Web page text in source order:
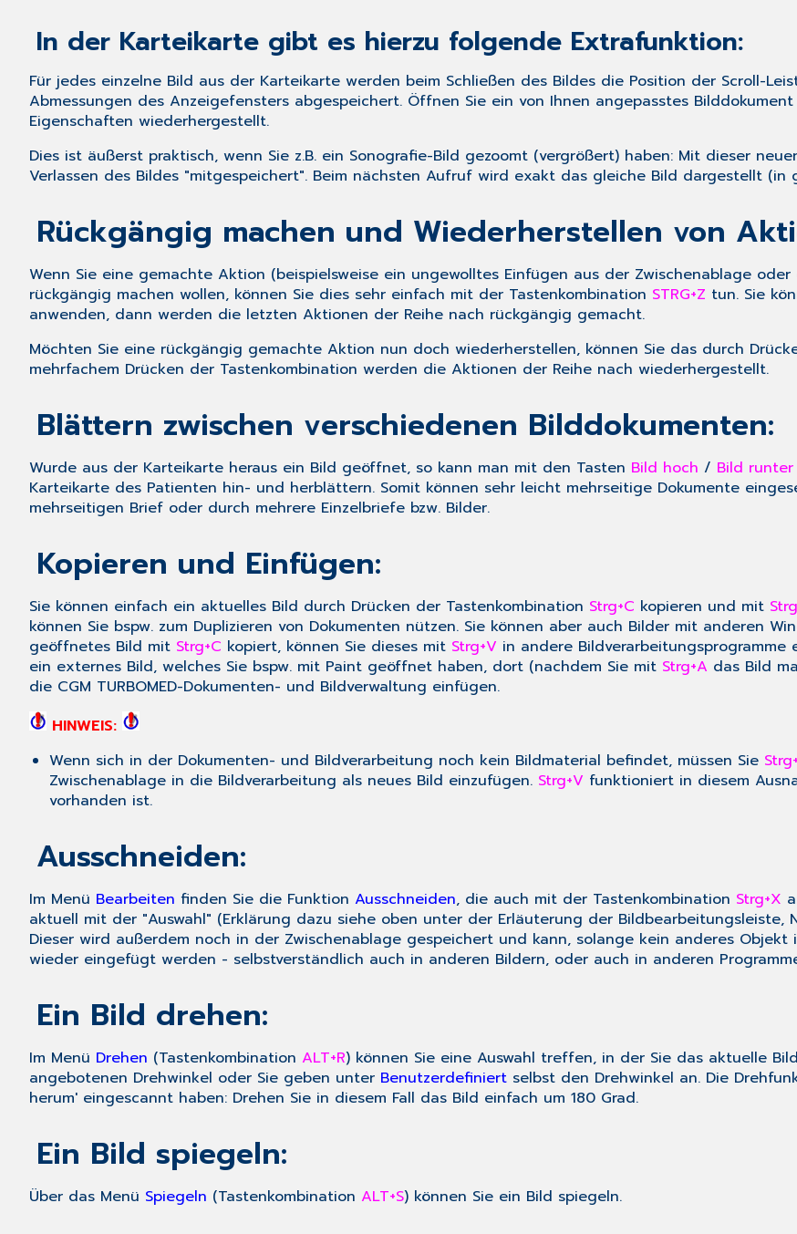
In der Karteikarte gibt es hierzu folgende Extrafunktion:
Für jedes einzelne Bild aus der Karteikarte werden beim Schließen des Bildes die Position der Scroll-
Abmessungen des Anzeigefensters abgespeichert. Öffnen Sie ein von Ihnen angepasstes
Eigenschaften wiederhergestellt.
Dies ist äußerst praktisch, wenn Sie z.B. ein Sonografie-Bild gezoomt (vergrößert) haben: Mit dieser
Verlassen des Bildes "mitgespeichert". Beim nächsten Aufruf wird exakt das gleiche Bild dargestellt
Rückgängig machen und Wiederherstellen von
Wenn Sie eine gemachte Aktion (beispielsweise ein ungewolltes Einfügen aus der Zwischenablage
rückgängig machen wollen, können Sie dies sehr einfach mit der Tastenkombination STRG+Z tun. Sie
anwenden, dann werden die letzten Aktionen der Reihe nach rückgängig gemacht.
Möchten Sie eine rückgängig gemachte Aktion nun doch wiederherstellen, können Sie das durch
mehrfachem Drücken der Tastenkombination werden die Aktionen der Reihe nach wiederhergestellt.
Blättern zwischen verschiedenen Bilddokumenten:
Wurde aus der Karteikarte heraus ein Bild geöffnet, so kann man mit den Tasten Bild hoch / Bild runter
Karteikarte des Patienten hin- und herblättern. Somit können sehr leicht mehrseitige Dokumente
mehrseitigen Brief oder durch mehrere Einzelbriefe bzw. Bilder.
Kopieren und Einfügen:
Sie können einfach ein aktuelles Bild durch Drücken der Tastenkombination Strg+C kopieren und mit
können Sie bspw. zum Duplizieren von Dokumenten nützen. Sie können aber auch Bilder mit anderen
geöffnetes Bild mit Strg+C kopiert, können Sie dieses mit Strg+V in andere Bildverarbeitungsprogramme
ein externes Bild, welches Sie bspw. mit Paint geöffnet haben, dort (nachdem Sie mit Strg+A das Bild
die CGM TURBOMED-Dokumenten- und Bildverwaltung einfügen.
HINWEIS:
Wenn sich in der Dokumenten- und Bildverarbeitung noch kein Bildmaterial befindet, müssen Sie
Zwischenablage in die Bildverarbeitung als neues Bild einzufügen. Strg+V funktioniert in diesem
vorhanden ist.
Ausschneiden:
Im Menü Bearbeiten finden Sie die Funktion Ausschneiden, die auch mit der Tastenkombination Strg+X
aktuell mit der "Auswahl" (Erklärung dazu siehe oben unter der Erläuterung der Bildbearbeitungsleiste,
Dieser wird außerdem noch in der Zwischenablage gespeichert und kann, solange kein anderes
wieder eingefügt werden - selbstverständlich auch in anderen Bildern, oder auch in anderen
Ein Bild drehen:
Im Menü Drehen (Tastenkombination ALT+R) können Sie eine Auswahl treffen, in der Sie das aktuelle
angebotenen Drehwinkel oder Sie geben unter Benutzerdefiniert selbst den Drehwinkel an. Die
herum' eingescannt haben: Drehen Sie in diesem Fall das Bild einfach um 180 Grad.
Ein Bild spiegeln:
Über das Menü Spiegeln (Tastenkombination ALT+S) können Sie ein Bild spiegeln.